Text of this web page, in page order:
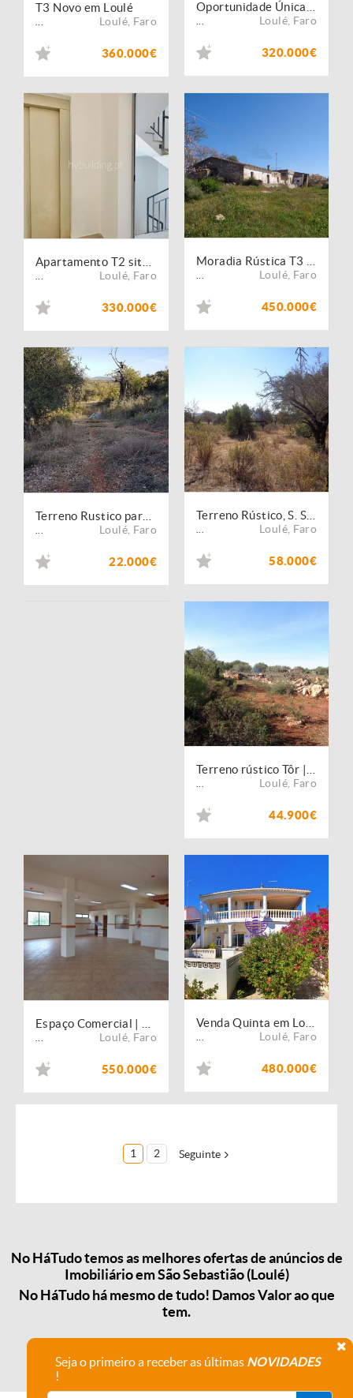
T3 Novo em Loulé
Loulé, Faro
360.000€
Loulé, Faro
320.000€
Loulé, Faro
330.000€
Loulé, Faro
450.000€
Loulé, Faro
22.000€
Terreno Rústico, S. Sebastião | Loulé
Loulé, Faro
58.000€
Loulé, Faro
44.900€
Loulé, Faro
550.000€
Loulé, Faro
480.000€
1 2 Seguinte
No HáTudo temos as melhores ofertas de anúncios de
Imobiliário em São Sebastião (Loulé)
No HáTudo há mesmo de tudo! Damos Valor ao que
tem.
Seja o primeiro a receber as últimas NOVIDADES
!